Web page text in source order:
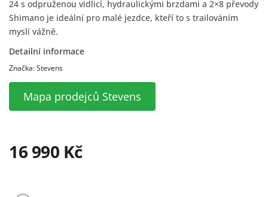
24 s odpruženou vidlicí, hydraulickými brzdami a 2×8 převody
Shimano je ideální pro malé jezdce, kteří to s trailováním
myslí vážně.
Detailní informace
Značka:Stevens
Mapa prodejců Stevens
16 990 Kč